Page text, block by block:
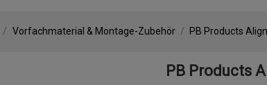
Vorfachmaterial & Montage-Zubehör PB Products
PB Products